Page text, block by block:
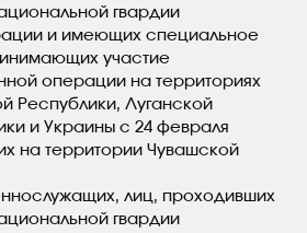
гвардии
и имеющих специальное
участие
операции на территориях
Республики, Луганской
и Украины с 24 февраля
на территории Чувашской
лиц, проходивших
гвардии